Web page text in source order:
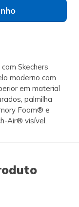
Skechers
moderno com
em material
palmilha
Foam® e
Air® visível.